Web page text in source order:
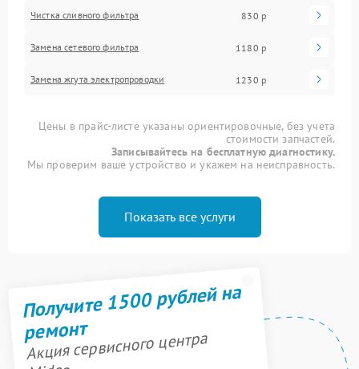
Чистка сливного фильтра 830 р
Замена сетевого фильтра 1180 р
Замена жгута электропроводки 1230 р
Цены в прайс-листе указаны ориентировочные, без учета
стоимости запчастей.
Записывайтесь на бесплатную диагностику.
Мы проверим ваше устройство и укажем на неисправность.
Показать все услуги
Получите 1500 рублей на
ремонт
Акция сервисного центра